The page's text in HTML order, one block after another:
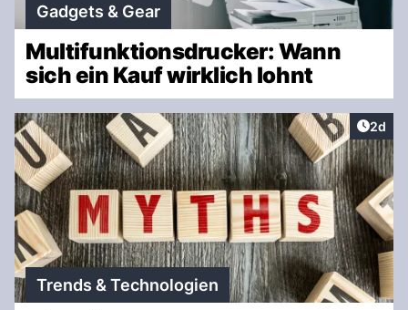
Gadgets & Gear
Multifunktionsdrucker: Wann
sich ein Kauf wirklich lohnt
2d
Trends & Technologien